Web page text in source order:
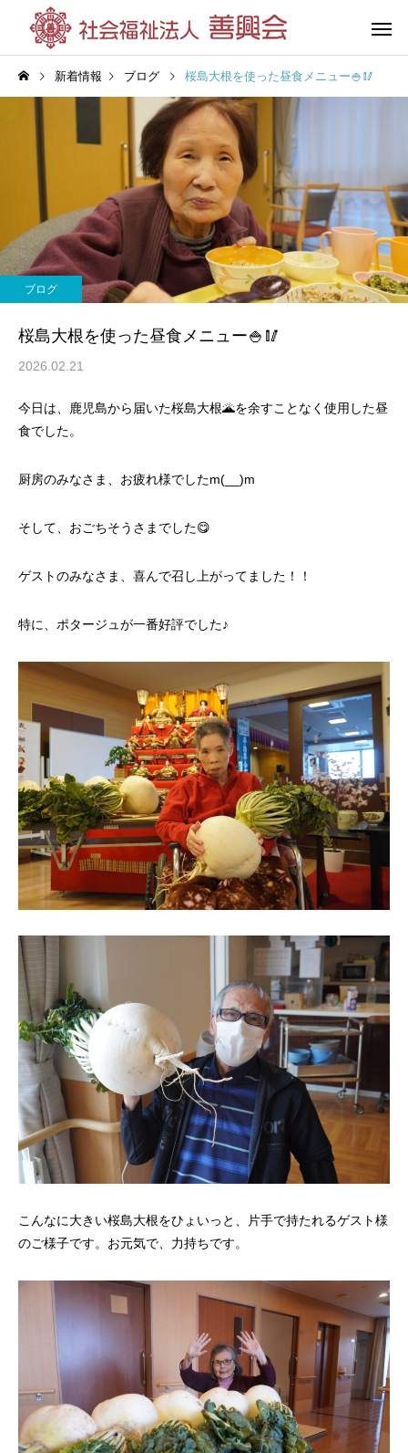
花の王善興園
（特別養護老人ホーム）
第三善
（特別養護老人
グループホーム
（共同生活援助）
新着情報 ブログ 桜島大根を使った昼食メニュー🍚🥢
ブログ
桜島大根を使った昼食メニュー🍚🥢
2026.02.21
今日は、鹿児島から届いた桜島大根🌋を余すことなく使用した昼
食でした。
厨房のみなさま、お疲れ様でしたm(__)m
そして、おごちそうさまでした😋
ゲストのみなさま、喜んで召し上がってました！！
特に、ポタージュが一番好評でした♪
こんなに大きい桜島大根をひょいっと、片手で持たれるゲスト様
のご様子です。お元気で、力持ちです。